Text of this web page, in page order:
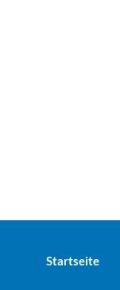
Startseite